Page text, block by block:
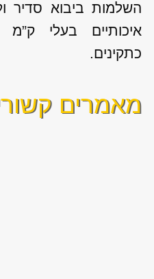
השלמות ביבוא סדיר
איכותיים בעלי ק”מ
כתקינים.
מאמרים